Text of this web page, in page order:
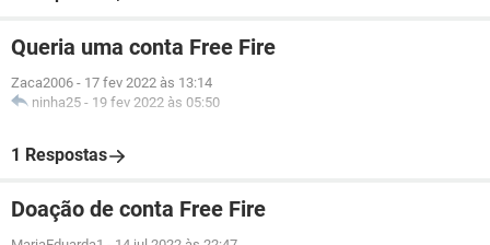
Queria uma conta Free Fire
Zaca2006 - 17 fev 2022 às 13:14
ninha25 - 19 fev 2022 às 05:50
1 Respostas
Doação de conta Free Fire